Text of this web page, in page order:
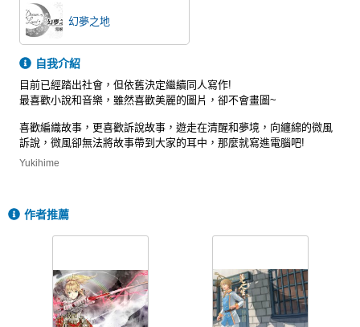
幻夢之地
自我介紹
目前已經踏出社會，但依舊決定繼續同人寫作!
最喜歡小說和音樂，雖然喜歡美麗的圖片，卻不會畫圖~
喜歡編織故事，更喜歡訴說故事，遊走在清醒和夢境，向纏綿的微風
訴說，微風卻無法將故事帶到大家的耳中，那麼就寫進電腦吧!
Yukihime
作者推薦